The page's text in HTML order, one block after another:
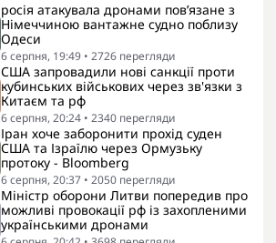
росія атакувала дронами пов’язане з
Німеччиною вантажне судно поблизу
Одеси
6 серпня, 19:49 • 2726 перегляди
США запровадили нові санкції проти
кубинських військових через зв'язки з
Китаєм та рф
6 серпня, 20:24 • 2340 перегляди
Іран хоче заборонити прохід суден
США та Ізраїлю через Ормузьку
протоку - Bloomberg
6 серпня, 20:37 • 2050 перегляди
Міністр оборони Литви попередив про
можливі провокації рф із захопленими
українськими дронами